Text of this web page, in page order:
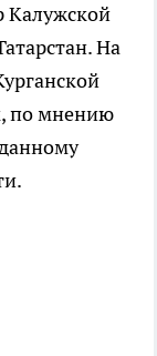
Калужской
На
по мнению